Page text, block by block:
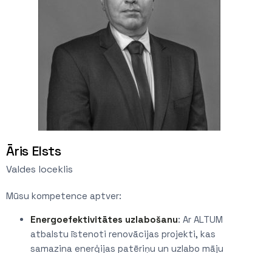
Āris Elsts
Valdes loceklis
Mūsu kompetence aptver:
Energoefektivitātes uzlabošanu: Ar ALTUM
atbalstu īstenoti renovācijas projekti, kas
samazina enerģijas patēriņu un uzlabo māju